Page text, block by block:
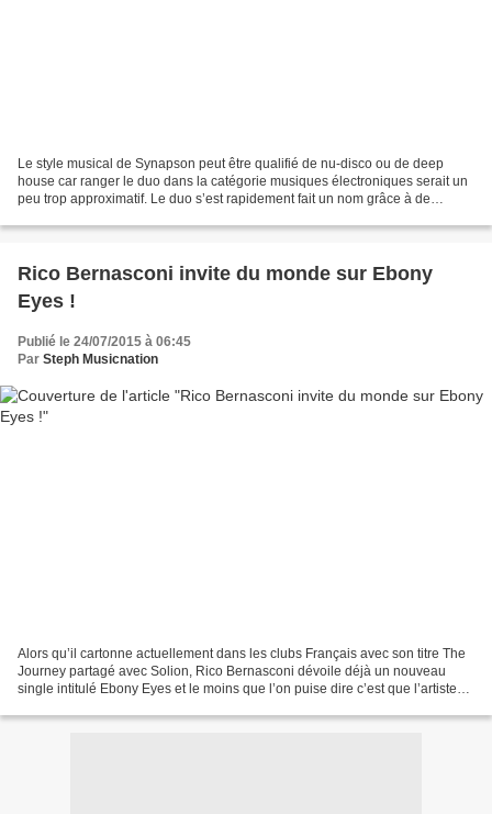
Le style musical de Synapson peut être qualifié de nu-disco ou de deep
house car ranger le duo dans la catégorie musiques électroniques serait un
peu trop approximatif. Le duo s’est rapidement fait un nom grâce à de
Rico Bernasconi invite du monde sur Ebony
Eyes !
Publié le 24/07/2015 à 06:45
Par Steph Musicnation
Alors qu’il cartonne actuellement dans les clubs Français avec son titre The
Journey partagé avec Solion, Rico Bernasconi dévoile déjà un nouveau
single intitulé Ebony Eyes et le moins que l’on puise dire c’est que l’artiste